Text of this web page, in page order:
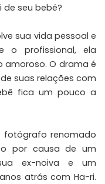
seu bebê?
sua vida pessoal e
o profissional, ela
amoroso. O drama é
suas relações com
fica um pouco a
fotógrafo renomado
por causa de um
ex-noiva e um
atrás com Ha-ri.